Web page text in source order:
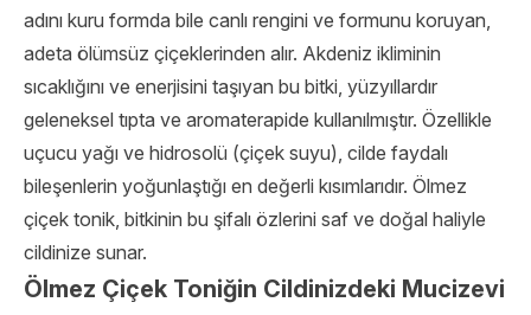
adını kuru formda bile canlı rengini ve formunu koruyan,
adeta ölümsüz çiçeklerinden alır. Akdeniz ikliminin
sıcaklığını ve enerjisini taşıyan bu bitki, yüzyıllardır
geleneksel tıpta ve aromaterapide kullanılmıştır. Özellikle
uçucu yağı ve hidrosolü (çiçek suyu), cilde faydalı
bileşenlerin yoğunlaştığı en değerli kısımlarıdır. Ölmez
çiçek tonik, bitkinin bu şifalı özlerini saf ve doğal haliyle
cildinize sunar.
Ölmez Çiçek Toniğin Cildinizdeki Mucizevi